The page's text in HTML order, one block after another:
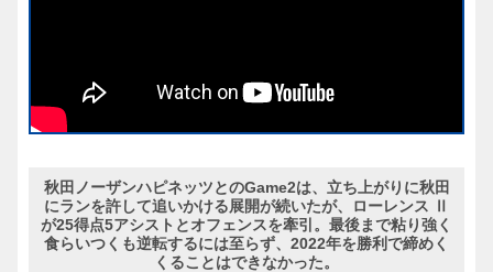
秋田ノーザンハピネッツとのGame2は、立ち上がりに秋田
にランを許して追いかける展開が続いたが、ローレンス Ⅱ
が25得点5アシストとオフェンスを牽引。最後まで粘り強く
食らいつくも逆転するには至らず、2022年を勝利で締めく
くることはできなかった。